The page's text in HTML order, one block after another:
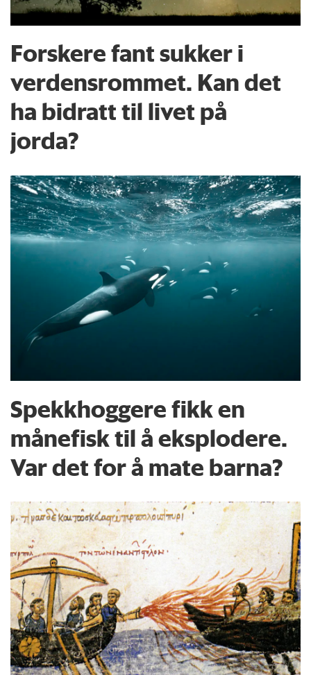
Forskere fant sukker i
verdensrommet. Kan det
ha bidratt til livet på
jorda?
Spekkhoggere fikk en
månefisk til å eksplodere.
Var det for å mate barna?